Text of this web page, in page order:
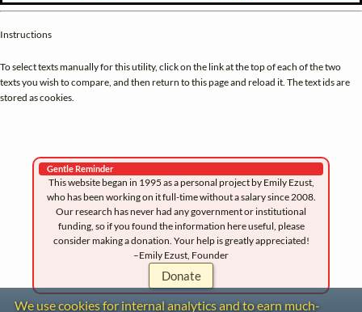
Instructions
To select texts manually for this utility, click on the link at the top of each of the two
texts you wish to compare, and then return to this page and reload it. The text ids are
stored as cookies.
Gentle Reminder
This website began in 1995 as a personal project by Emily Ezust,
who has been working on it full-time without a salary since 2008.
Our research has never had any government or institutional
funding, so if you found the information here useful, please
consider making a donation. Your help is greatly appreciated!
–Emily Ezust, Founder
Donate
We use cookies for internal analytics and to earn much-